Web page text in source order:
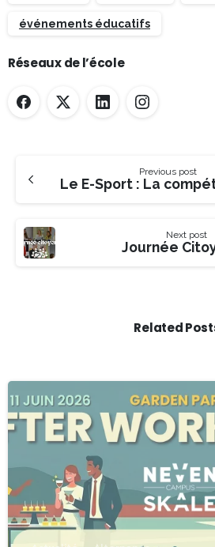
événements éducatifs
Réseaux de l’école
Previous post
Next post
Journée
Related